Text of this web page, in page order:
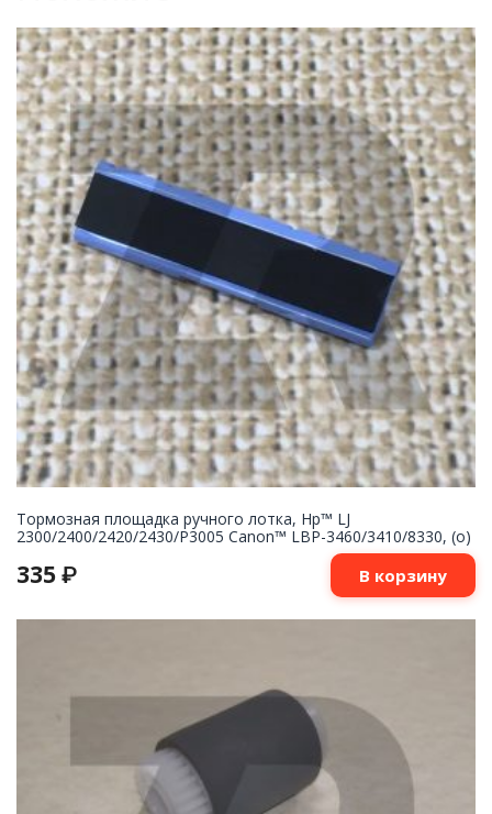
Тормозная площадка ручного лотка, Hp™ LJ
2300/2400/2420/2430/P3005 Canon™ LBP-3460/3410/8330, (о)
335 ₽ В корзину